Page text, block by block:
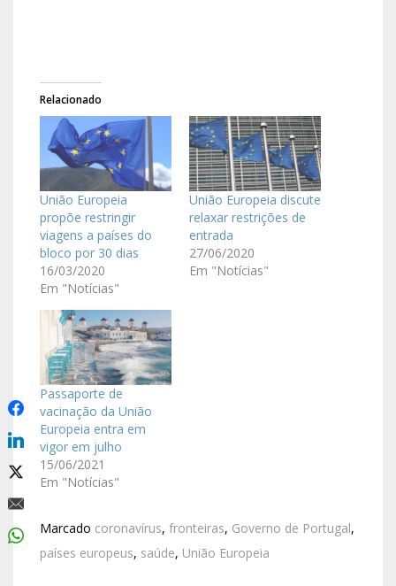
Relacionado
União Europeia
propõe restringir
viagens a países do
bloco por 30 dias
16/03/2020
Em "Notícias"
União Europeia discute
relaxar restrições de
entrada
27/06/2020
Em "Notícias"
Passaporte de
vacinação da União
Europeia entra em
vigor em julho
15/06/2021
Em "Notícias"
Marcado coronavírus, fronteiras, Governo de Portugal,
países europeus, saúde, União Europeia